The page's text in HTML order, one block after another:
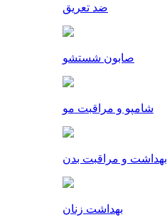
ضد تعریق
صابون شستشو
شامپو و مراقبت مو
بهداشت و مراقبت بدن
بهداشت زنان